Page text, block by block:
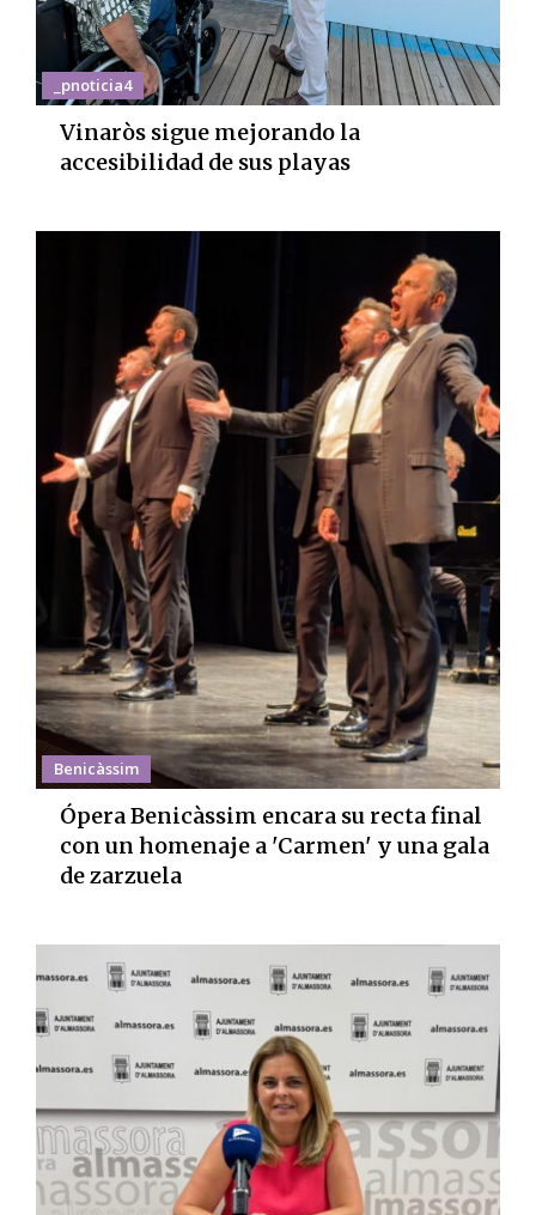
_pnoticia4
Vinaròs sigue mejorando la
accesibilidad de sus playas
Benicàssim
Ópera Benicàssim encara su recta final
con un homenaje a 'Carmen' y una gala
de zarzuela